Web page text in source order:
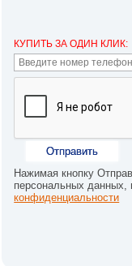
КУПИТЬ ЗА ОДИН КЛИК:
Отправить
Нажимая кнопку
персональных данных,
конфиденциальности